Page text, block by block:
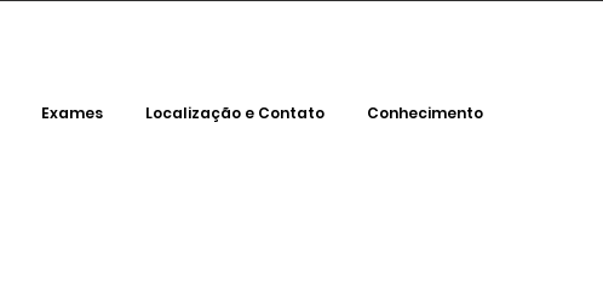
Exames Localização e Contato Conhecimento